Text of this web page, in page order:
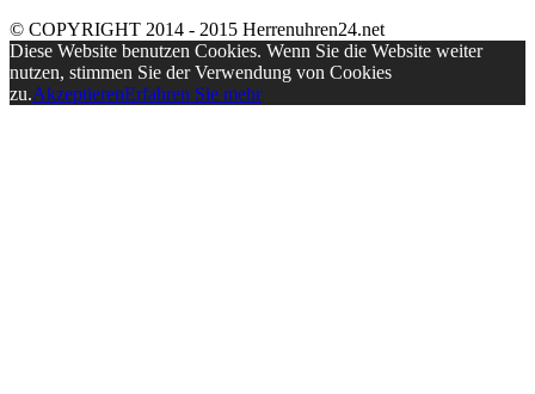
© COPYRIGHT 2014 - 2015 Herrenuhren24.net
Diese Website benutzen Cookies. Wenn Sie die Website weiter
nutzen, stimmen Sie der Verwendung von Cookies
zu.AkzeptierenErfahren Sie mehr